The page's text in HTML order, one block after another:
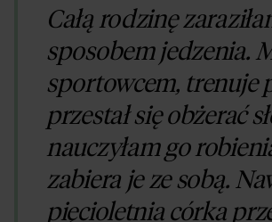
Całą rodzinę
sposobem jedzenia.
sportowcem, trenuje
przestał się obżerać
nauczyłam go
zabiera je ze sobą.
pięcioletnia córka